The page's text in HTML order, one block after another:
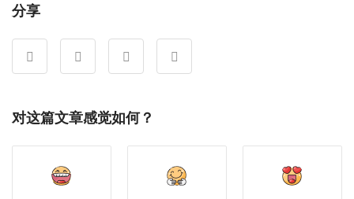
分享
对这篇文章感觉如何？